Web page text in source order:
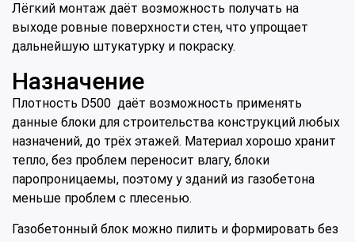
Лёгкий монтаж даёт возможность получать на
выходе ровные поверхности стен, что упрощает
дальнейшую штукатурку и покраску.
Назначение
Плотность D500 даёт возможность применять
данные блоки для строительства конструкций любых
назначений, до трёх этажей. Материал хорошо хранит
тепло, без проблем переносит влагу, блоки
паропроницаемы, поэтому у зданий из газобетона
меньше проблем с плесенью.
Газобетонный блок можно пилить и формировать без